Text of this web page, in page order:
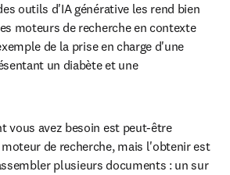
outils d'IA générative les rend bien
moteurs de recherche en contexte
de la prise en charge d'une
un diabète et une
vous avez besoin est peut-être
de recherche, mais l'obtenir est
plusieurs documents : un sur